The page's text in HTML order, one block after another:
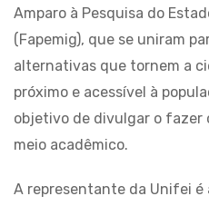
Amparo à Pesquisa do
(Fapemig), que se uniram
alternativas que tornem a
próximo e acessível à
objetivo de divulgar o
meio acadêmico.
A representante da Unifei é